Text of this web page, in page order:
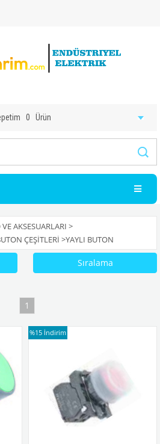
0 Ürün
AKSESUARLARI >
ÇEŞITLERI >YAYLI BUTON
Sıralama
1
%15 İndirim